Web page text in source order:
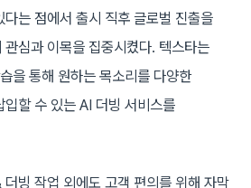
는 점에서 출시 직후 글로벌 진출을
심과 이목을 집중시켰다. 텍스타는
을 통해 원하는 목소리를 다양한
할 수 있는 AI 더빙 서비스를
빙 작업 외에도 고객 편의를 위해 자막